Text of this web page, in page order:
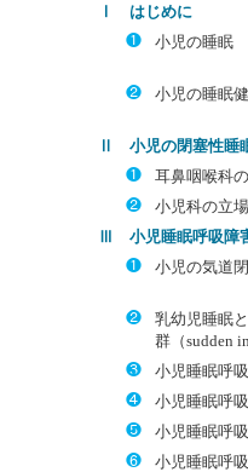
Ⅰ はじめに
❶
小児の睡眠
❷ 小児の睡眠
Ⅱ 小児の閉塞性睡
❶
耳鼻咽喉科
❷
小児科の立
Ⅲ 小児睡眠呼吸障
❶
小児の気道
❷
乳幼児睡眠
群（sudden
❸
小児睡眠呼
❹
小児睡眠呼
❺
小児睡眠呼
❻
小児睡眠呼